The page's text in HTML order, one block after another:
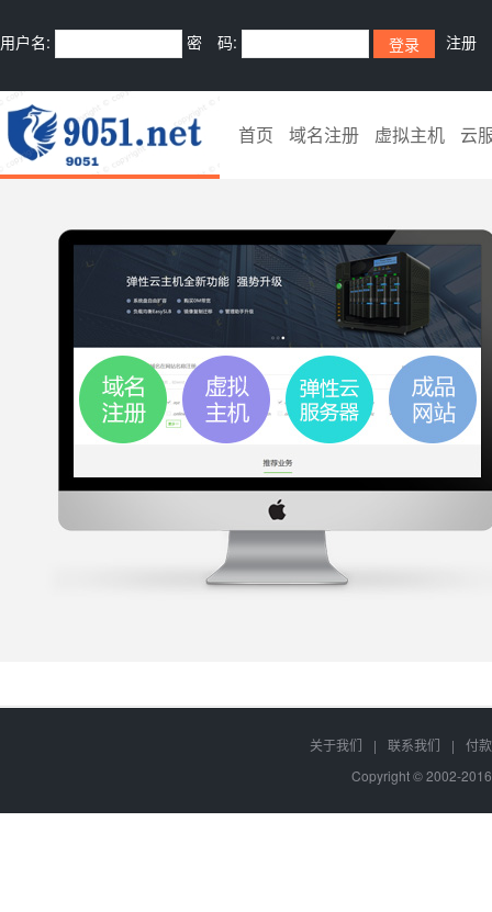
用户名: 密 码: 注册
首页 域名注册 虚拟主机 云
关于我们 | 联系我们 |
付
Copyright © 2002-